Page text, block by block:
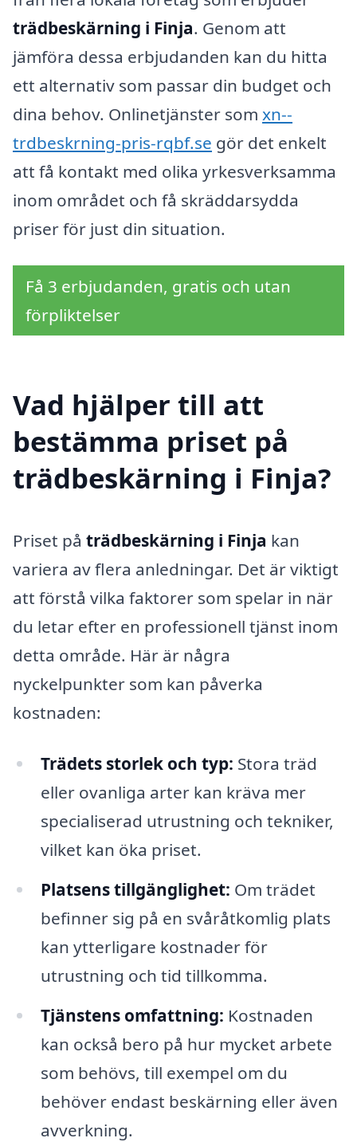
trädbeskärning i Finja. Genom att
jämföra dessa erbjudanden kan du hitta
ett alternativ som passar din budget och
dina behov. Onlinetjänster som xn--
trdbeskrning-pris-rqbf.se gör det enkelt
att få kontakt med olika yrkesverksamma
inom området och få skräddarsydda
priser för just din situation.
Få 3 erbjudanden, gratis och utan
förpliktelser
Vad hjälper till att
bestämma priset på
trädbeskärning i Finja?
Priset på trädbeskärning i Finja kan
variera av flera anledningar. Det är viktigt
att förstå vilka faktorer som spelar in när
du letar efter en professionell tjänst inom
detta område. Här är några
nyckelpunkter som kan påverka
kostnaden:
Trädets storlek och typ: Stora träd
eller ovanliga arter kan kräva mer
specialiserad utrustning och tekniker,
vilket kan öka priset.
Platsens tillgänglighet: Om trädet
befinner sig på en svåråtkomlig plats
kan ytterligare kostnader för
utrustning och tid tillkomma.
Tjänstens omfattning: Kostnaden
kan också bero på hur mycket arbete
som behövs, till exempel om du
behöver endast beskärning eller även
avverkning.